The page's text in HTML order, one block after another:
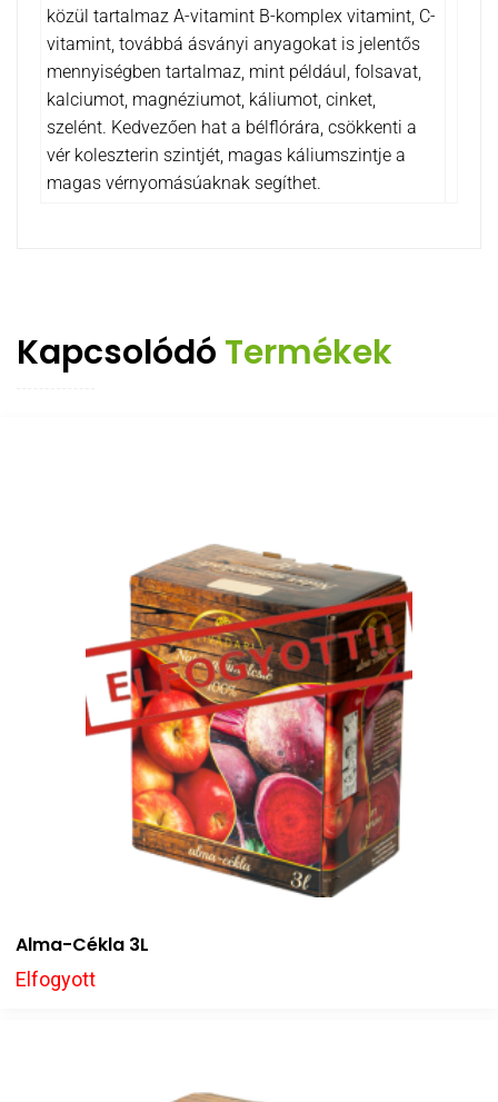
közül tartalmaz A-vitamint B-komplex vitamint, C-
vitamint, továbbá ásványi anyagokat is jelentős
mennyiségben tartalmaz, mint például, folsavat,
kalciumot, magnéziumot, káliumot, cinket,
szelént. Kedvezően hat a bélflórára, csökkenti a
vér koleszterin szintjét, magas káliumszintje a
magas vérnyomásúaknak segíthet.
Kapcsolódó Termékek
Alma-Cékla 3L
Elfogyott